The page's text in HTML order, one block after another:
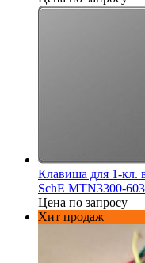
Клавиша для 1-кл.
SchE MTN3300-
Цена по запросу
Хит продаж